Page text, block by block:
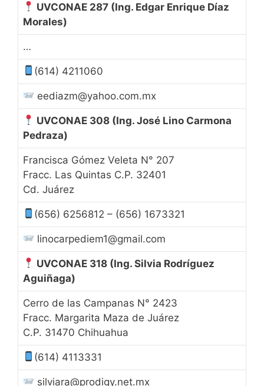
UVCONAE 287 (Ing. Edgar Enrique Díaz
Morales)
…
(614) 4211060
eediazm@yahoo.com.mx
UVCONAE 308 (Ing. José Lino Carmona
Pedraza)
Francisca Gómez Veleta N° 207
Fracc. Las Quintas C.P. 32401
Cd. Juárez
(656) 6256812 – (656) 1673321
linocarpediem1@gmail.com
UVCONAE 318 (Ing. Silvia Rodríguez
Aguiñaga)
Cerro de las Campanas N° 2423
Fracc. Margarita Maza de Juárez
C.P. 31470 Chihuahua
(614) 4113331
silviara@prodigy.net.mx